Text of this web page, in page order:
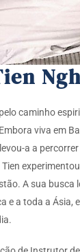
caminho
viva em
a a
A sua busca
e a toda a Ásia,